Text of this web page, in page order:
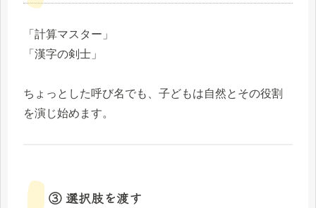
「計算マスター」
「漢字の剣士」
ちょっとした呼び名でも、子どもは自然とその役割
を演じ始めます。
③ 選択肢を渡す